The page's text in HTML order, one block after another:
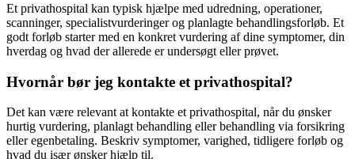
Et privathospital kan typisk hjælpe med udredning, operationer,
scanninger, specialistvurderinger og planlagte behandlingsforløb. Et
godt forløb starter med en konkret vurdering af dine symptomer, din
hverdag og hvad der allerede er undersøgt eller prøvet.
Hvornår bør jeg kontakte et privathospital?
Det kan være relevant at kontakte et privathospital, når du ønsker
hurtig vurdering, planlagt behandling eller behandling via forsikring
eller egenbetaling. Beskriv symptomer, varighed, tidligere forløb og
hvad du især ønsker hjælp til.